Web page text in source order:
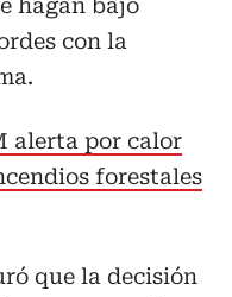
hagan bajo
con la
alerta por calor
forestales
que la decisión